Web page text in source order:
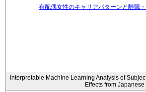
有配偶女性のキャリアパターンと離職
Interpretable Machine Learning Analysis of
Effects from